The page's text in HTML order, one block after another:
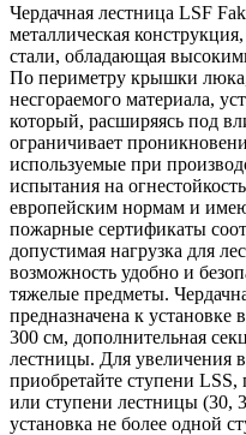
Чердачная лестница LSF
металлическая
стали, обладающая
По периметру крышки люка,
несгораемого материала,
который, расширяясь под
ограничивает
используемые при
испытания на
европейским нормам и
пожарные сертификаты
допустимая нагрузка для
возможность удобно и
тяжелые предметы.
предназначена к
300 см, дополнительная
лестницы. Для увеличения
приобретайте ступени
или ступени лестницы (30,
установка не более одной